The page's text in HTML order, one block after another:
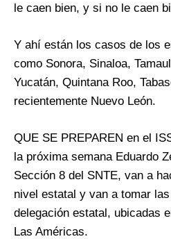
le caen bien, y si no le caen
Y ahí están los casos de los
como Sonora, Sinaloa,
Yucatán, Quintana Roo,
recientemente Nuevo León.
QUE SE PREPAREN en el
la próxima semana Eduardo
Sección 8 del SNTE, van a
nivel estatal y van a tomar
delegación estatal, ubicadas
Las Américas.